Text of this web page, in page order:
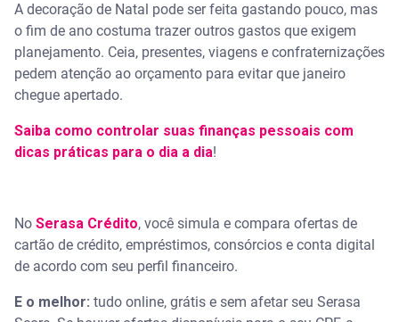
A decoração de Natal pode ser feita gastando pouco, mas
o fim de ano costuma trazer outros gastos que exigem
planejamento. Ceia, presentes, viagens e confraternizações
pedem atenção ao orçamento para evitar que janeiro
chegue apertado.
Saiba como controlar suas finanças pessoais com
dicas práticas para o dia a dia!
No Serasa Crédito, você simula e compara ofertas de
cartão de crédito, empréstimos, consórcios e conta digital
de acordo com seu perfil financeiro.
E o melhor: tudo online, grátis e sem afetar seu Serasa